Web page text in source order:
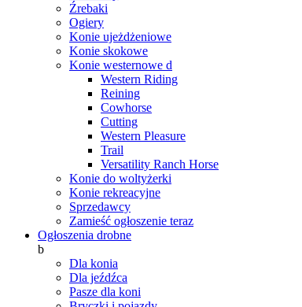
Źrebaki
Ogiery
Konie ujeżdżeniowe
Konie skokowe
Konie westernowe d
Western Riding
Reining
Cowhorse
Cutting
Western Pleasure
Trail
Versatility Ranch Horse
Konie do woltyżerki
Konie rekreacyjne
Sprzedawcy
Zamieść ogłoszenie teraz
Ogłoszenia drobne
b
Dla konia
Dla jeźdźca
Pasze dla koni